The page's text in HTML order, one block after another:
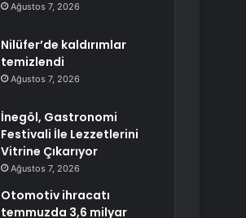
Ağustos 7, 2026
Nilüfer’de kaldırımlar
temizlendi
Ağustos 7, 2026
İnegöl, Gastronomi
Festivali İle Lezzetlerini
Vitrine Çıkarıyor
Ağustos 7, 2026
Otomotiv ihracatı
temmuzda 3,6 milyar